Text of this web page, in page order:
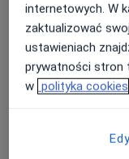
lek. Paulina
Bora-
Warszawa
Od 06.2024
program stał
USG
internetowych. W
zaktualizować
ustawieniach
prywatności stron
w polityka cookies